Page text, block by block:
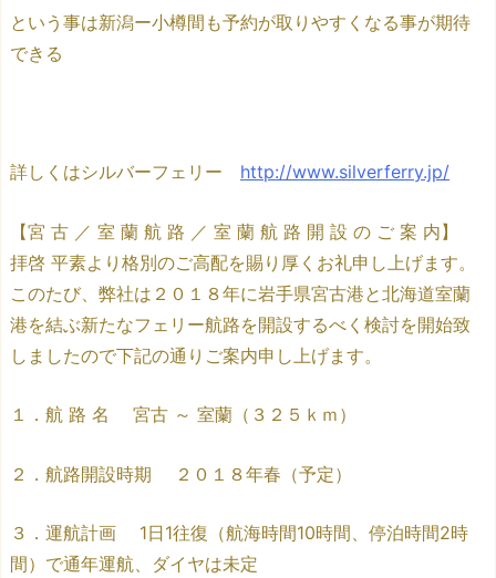
という事は新潟ー小樽間も予約が取りやすくなる事が期待
できる
詳しくはシルバーフェリー http://www.silverferry.jp/
【宮 古 ／ 室 蘭 航 路 ／ 室 蘭 航 路 開 設 の ご 案 内】
拝啓 平素より格別のご高配を賜り厚くお礼申し上げます。
このたび、弊社は２０１８年に岩手県宮古港と北海道室蘭
港を結ぶ新たなフェリー航路を開設するべく検討を開始致
しましたので下記の通りご案内申し上げます。
１．航 路 名 宮古 ～ 室蘭（３２５ｋｍ）
２．航路開設時期 ２０１８年春（予定）
３．運航計画 1日1往復（航海時間10時間、停泊時間2時
間）で通年運航、ダイヤは未定